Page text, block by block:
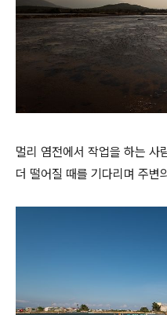
멀리 염전에서 작업을 하는 사
더 떨어질 때를 기다리며 주변